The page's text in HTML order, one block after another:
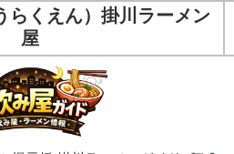
らくえん）掛川ラーメン
屋